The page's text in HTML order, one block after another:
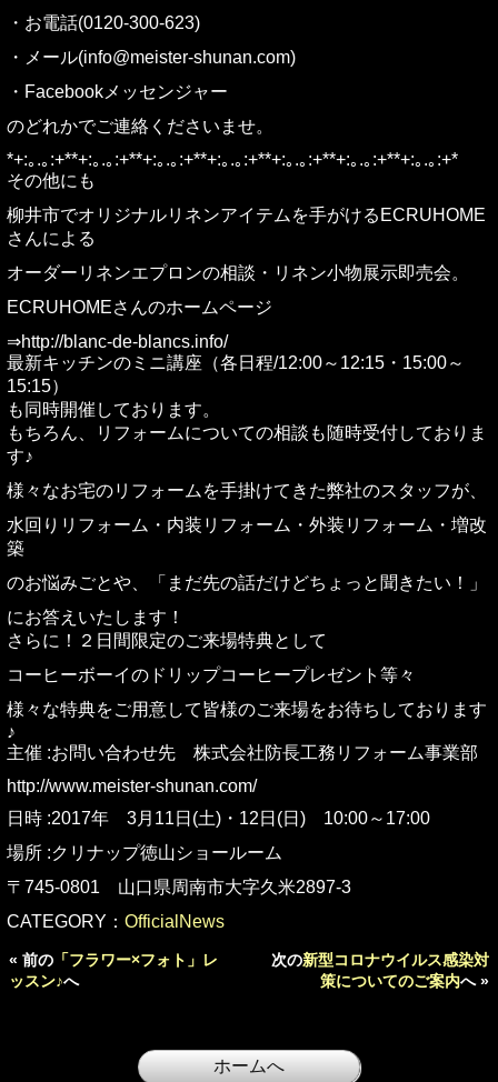
・お電話(0120-300-623)
・メール(info@meister-shunan.com)
・Facebookメッセンジャー
のどれかでご連絡くださいませ。
*+:｡.｡:+**+:｡.｡:+**+:｡.｡:+**+:｡.｡:+**+:｡.｡:+**+:｡.｡:+**+:｡.｡:+*
その他にも
柳井市でオリジナルリネンアイテムを手がけるECRUHOME
さんによる
オーダーリネンエプロンの相談・リネン小物展示即売会。
ECRUHOMEさんのホームページ
⇒http://blanc-de-blancs.info/
最新キッチンのミニ講座（各日程/12:00～12:15・15:00～
15:15）
も同時開催しております。
もちろん、リフォームについての相談も随時受付しておりま
す♪
様々なお宅のリフォームを手掛けてきた弊社のスタッフが、
水回りリフォーム・内装リフォーム・外装リフォーム・増改
築
のお悩みごとや、「まだ先の話だけどちょっと聞きたい！」
にお答えいたします！
さらに！２日間限定のご来場特典として
コーヒーボーイのドリップコーヒープレゼント等々
様々な特典をご用意して皆様のご来場をお待ちしております
♪
主催 :お問い合わせ先 株式会社防長工務リフォーム事業部
http://www.meister-shunan.com/
日時 :2017年 3月11日(土)・12日(日) 10:00～17:00
場所 :クリナップ徳山ショールーム
〒745-0801 山口県周南市大字久米2897-3
CATEGORY： OfficialNews
« 前の 「フラワー×フォト」レ
ッスン♪へ
次の新型コロナウイルス感染対
策についてのご案内へ »